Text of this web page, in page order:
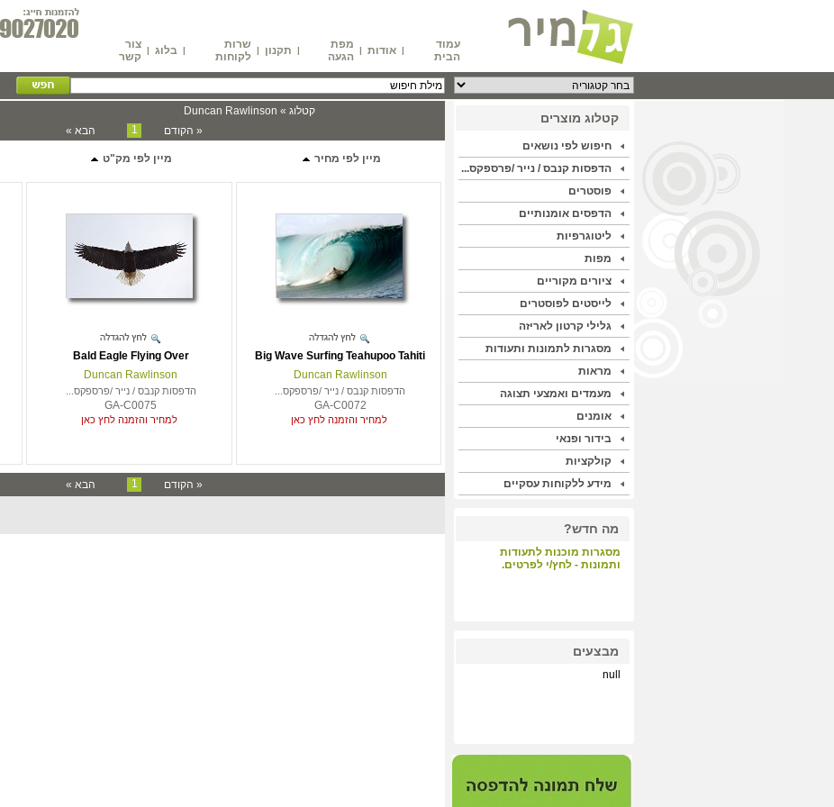
עמוד
הבית
| אודות |
מפת
הגעה
| תקנון |
שרות
לקוחות
| בלוג | צור
קשר
קטלוג מוצרים
חיפוש לפי נושאים
הדפסות קנבס / נייר /פרספקס...
פוסטרים
הדפסים אומנותיים
ליטוגרפיות
מפות
ציורים מקוריים
לייסטים לפוסטרים
גלילי קרטון לאריזה
מסגרות לתמונות ותעודות
מראות
מעמדים ואמצעי תצוגה
אומנים
בידור ופנאי
קולקציות
מידע ללקוחות עסקיים
מה חדש?
מסגרות מוכנות לתעודות
ותמונות - לחץ/י לפרטים.
וסימולציה - לחץ/י לפרטים.
מבצעים
null
קטלוג » Duncan Rawlinson
« הקודם
1 הבא »
מיין לפי מחיר מיין לפי מק"ט
Big Wave Surfing Teahupoo Tahiti
Duncan Rawlinson
הדפסות קנבס / נייר /פרספקס...
GA-C0072
למחיר והזמנה לחץ כאן
Bald Eagle Flying Over
Duncan Rawlinson
הדפסות קנבס / נייר /פרספקס...
GA-C0075
למחיר והזמנה לחץ כאן
« הקודם 1 הבא »